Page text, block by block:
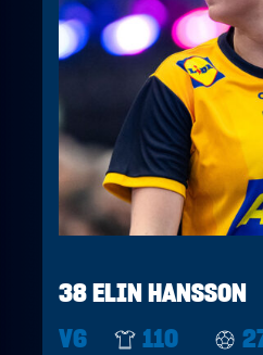
38 ELIN HANSSON
V6
110